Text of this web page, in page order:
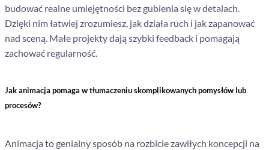
budować realne umiejętności bez gubienia się w detalach.
Dzięki nim łatwiej zrozumiesz, jak działa ruch i jak zapanować
nad sceną. Małe projekty dają szybki feedback i pomagają
zachować regularność.
Jak animacja pomaga w tłumaczeniu skomplikowanych pomysłów lub
procesów?
Animacja to genialny sposób na rozbicie zawiłych koncepcji na